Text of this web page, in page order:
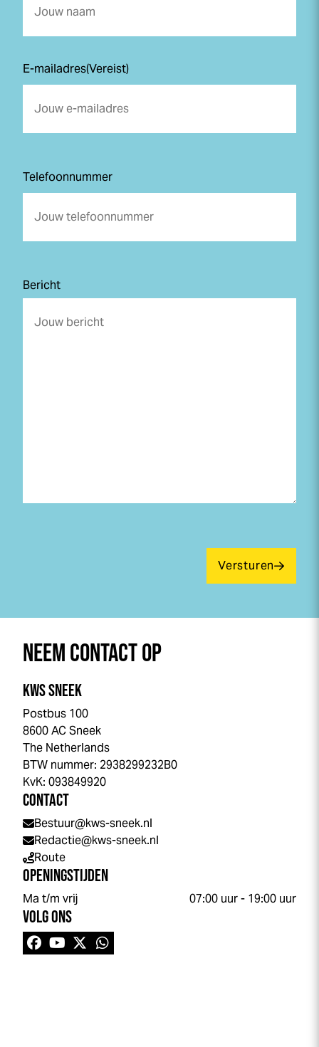
NEEM CONTACT OP
KWS SNEEK
Postbus 100
8600 AC Sneek
The Netherlands
BTW nummer: 2938299232B0
KvK: 093849920
CONTACT
Bestuur@kws-sneek.nl
Redactie@kws-sneek.nl
Route
VOLG ONS
OPENINGSTIJDEN
ma t/m vrij 07:00 uur - 19:00 uur
E-mailadres(Vereist)
Telefoonnummer
Bericht
Versturen